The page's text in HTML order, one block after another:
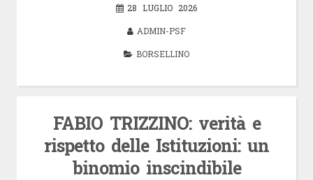
28 LUGLIO 2026
ADMIN-PSF
BORSELLINO
FABIO TRIZZINO: verità e
rispetto delle Istituzioni: un
binomio inscindibile